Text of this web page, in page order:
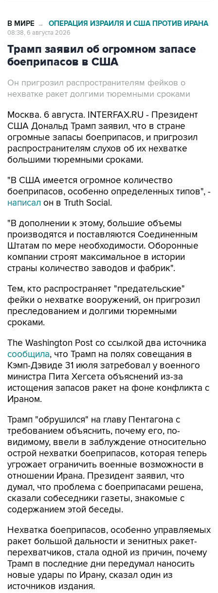
Трамп заявил об огромном запасе
боеприпасов в США
Он пригрозил распространителям фейков о
Москва. 6 августа. INTERFAX.RU - Президент
огромные запасы боеприпасов, и пригрозил
распространителям слухов об их нехватке
большими тюремными сроками.
"В США имеется огромное количество
написал он в Truth Social.
"В дополнении к этому, большие объемы
Штатам по мере необходимости. Оборонные
компании строят максимальное в истории
страны количество заводов и фабрик".
Тем, кто распространяет "предательские"
преследованием и долгими тюремными
сроками.
The Washington Post со ссылкой два источника
Кэмп-Дэвиде 31 июля затребовал у военного
министра Пита Хегсета объяснений из-за
истощения запасов ракет на фоне конфликта с
Ираном.
Трамп "обрушился" на главу Пентагона с
видимому, ввели в заблуждение относительно
острой нехватки боеприпасов, которая теперь
угрожает ограничить военные возможности в
отношении Ирана. Президент заявил, что
думал, что проблема с боеприпасами решена,
сказали собеседники газеты, знакомые с
содержанием этой беседы.
Нехватка боеприпасов, особенно управляемых
перехватчиков, стала одной из причин, почему
Трамп в последние дни передумал наносить
новые удары по Ирану, сказал один из
источников издания.
Пресс-секретарь Белого дома Кэролайн